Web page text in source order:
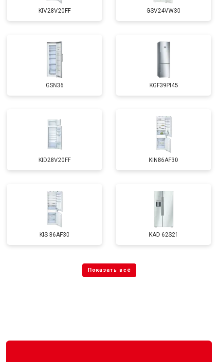
KIV28V20FF GSV24VW30
GSN36 KGF39PI45
KID28V20FF KIN86AF30
KIS 86AF30 KAD 62S21